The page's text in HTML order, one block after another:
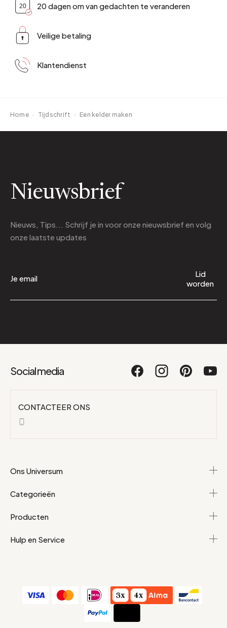
20 dagen om van gedachten te veranderen
Veilige betaling
Klantendienst
Home · Tijdschrift · Een kelder maken
Nieuwsbrief
Nieuws, Tips... Schrijf je in voor onze nieuwsbrief en volg
onze laatste updates
Lid
worden
Social media
CONTACTEER ONS
Ons Universum
Categorieën
Producten
Hulp en Service